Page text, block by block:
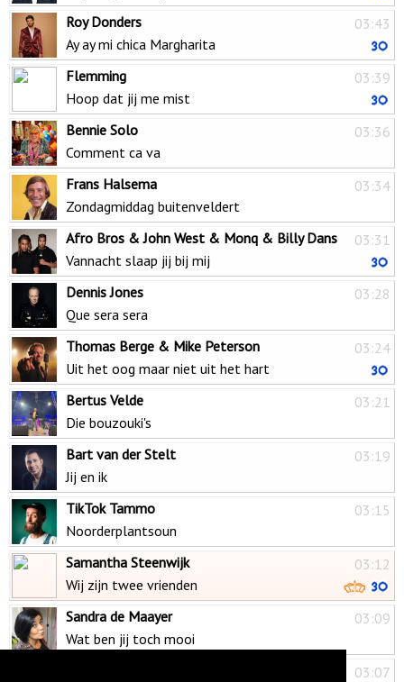
03:43
Roy Donders
Ay ay mi chica Margharita
03:39
Flemming
Hoop dat jij me mist
03:36
Bennie Solo
Comment ca va
03:34
Frans Halsema
Zondagmiddag buitenveldert
03:31
Afro Bros & John West & Monq & Billy Dans
Vannacht slaap jij bij mij
03:28
Dennis Jones
Que sera sera
03:24
Thomas Berge & Mike Peterson
Uit het oog maar niet uit het hart
03:21
Bertus Velde
Die bouzouki's
03:19
Bart van der Stelt
Jij en ik
03:15
TikTok Tammo
Noorderplantsoun
03:12
Samantha Steenwijk
Wij zijn twee vrienden
03:09
Sandra de Maayer
Wat ben jij toch mooi
03:07